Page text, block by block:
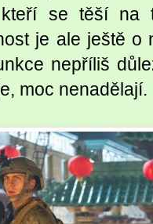
se těší na
je ale ještě
nepříliš
moc nenadělají.